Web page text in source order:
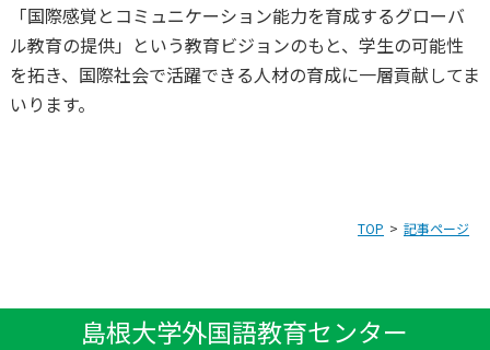
「国際感覚とコミュニケーション能力を育成するグローバ
ル教育の提供」という教育ビジョンのもと、学生の可能性
を拓き、国際社会で活躍できる人材の育成に一層貢献してま
いります。
TOP 記事ページ
島根大学外国語教育センター